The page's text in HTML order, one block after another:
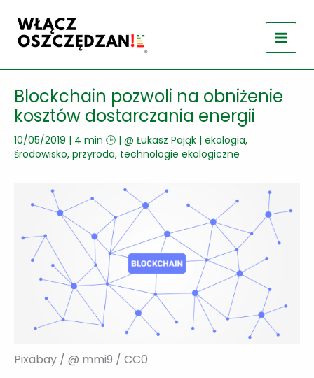
treści
Blockchain pozwoli na obniżenie
kosztów dostarczania energii
10/05/2019 | 4 min 🕒 | @ Łukasz Pająk | ekologia,
środowisko, przyroda, technologie ekologiczne
Pixabay / @ mmi9 / CC0